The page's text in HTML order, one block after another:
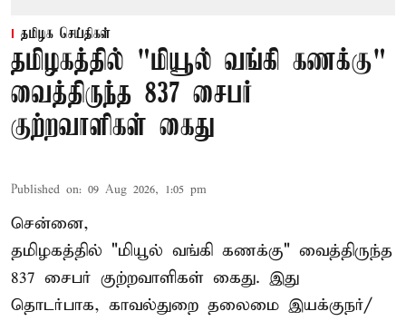
தமிழக செய்திகள்
தமிழகத்தில் "மியூல் வங்கி கணக்கு"
வைத்திருந்த 837 சைபர்
குற்றவாளிகள் கைது
Published on: 09 Aug 2026, 1:05 pm
சென்னை,
தமிழகத்தில் "மியூல் வங்கி கணக்கு" வைத்திருந்த
837 சைபர் குற்றவாளிகள் கைது. இது
தொடர்பாக, காவல்துறை தலைமை இயக்குநர்/